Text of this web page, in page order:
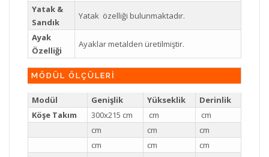
Yatak &
Sandık
Yatak özelliği bulunmaktadır.
Ayak
Özelliği
Ayaklar metalden üretilmiştir.
MÖDÜL ÖLÇÜLERİ
Modül Genişlik Yükseklik
Derinlik
Köşe Takım
300x215 cm cm
cm
cm
cm
cm
cm
cm
cm